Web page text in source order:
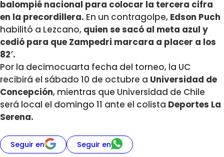
balompié nacional para colocar la tercera cifra
en la precordillera. En un contragolpe, Edson Puch
habilitó a Lezcano, quien se sacó al meta azul y
cedió para que Zampedri marcara a placer a los
82′.
Por la decimocuarta fecha del torneo, la UC
recibirá el sábado 10 de octubre a Universidad de
Concepción, mientras que Universidad de Chile
será local el domingo 11 ante el colista Deportes La
Serena.
Seguir en Seguir en